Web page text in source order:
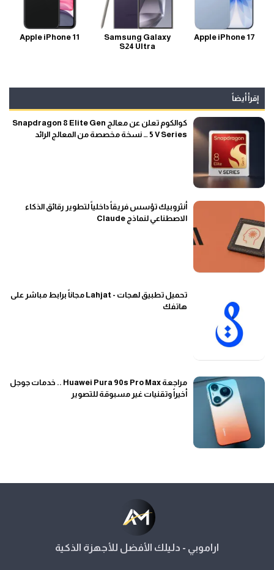
Apple iPhone 17
Samsung Galaxy
S24 Ultra
Apple iPhone 11
إقرأ أيضاً
كوالكوم تعلن عن معالج Snapdragon 8 Elite Gen
5 V Series … نسخة مخصصة من المعالج الرائد
أنثروبيك تؤسس فريقاً داخلياً لتطوير رقائق الذكاء
الاصطناعي لنماذج Claude
تحميل تطبيق لهجات - Lahjat مجاناً برابط مباشر على
هاتفك
مراجعة Huawei Pura 90s Pro Max .. خدمات جوجل
أخيراً وتقنيات غير مسبوقة للتصوير
اراموبي - دليلك الأفضل للأجهزة الذكية